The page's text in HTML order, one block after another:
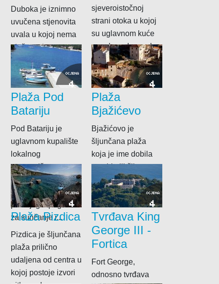
Duboka je iznimno
uvučena stjenovita
uvala u kojoj nema
plaže, osim
malenog šljunka na
dnu uvale, pa nije...
sjeveroistočnoj
strani otoka u kojoj
su uglavnom kuće
za odmor. Ima usku
pješčanu plažu...
OCJENA
4
Plaža Pod
Batariju
Pod Batariju je
uglavnom kupalište
lokalnog
stanovništva,
smješteno ispod
utvrde Batarija, gdje
postoji gat pogodan
za sunčanje i...
OCJENA
4
Plaža
Bjažićevo
Bjažićovo je
šljunčana plaža
koja je ime dobila
po obitelji čije se
kuće tu i danas
nalaze. U...
OCJENA
4
Plaža Pizdica
Pizdica je šljunčana
plaža prilično
udaljena od centra u
kojoj postoje izvori
OCJENA
4
Tvrđava King
George III -
Fortica
Fort George,
odnosno tvrđava